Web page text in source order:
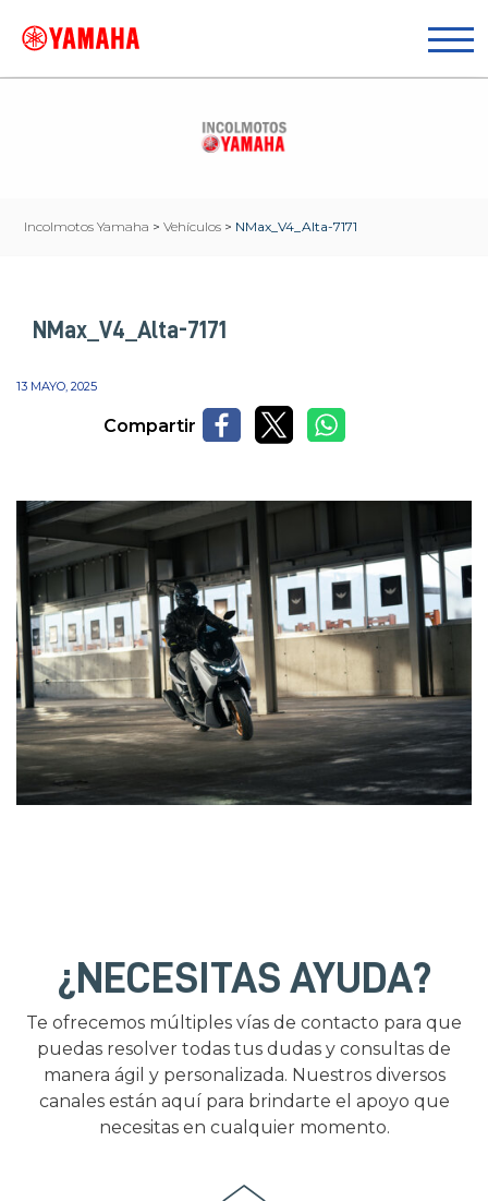
Incolmotos Yamaha > Vehículos > NMax_V4_Alta-7171
NMax_V4_Alta-7171
13 MAYO, 2025
Compartir
¿NECESITAS AYUDA?
Te ofrecemos múltiples vías de contacto para que
puedas resolver todas tus dudas y consultas de
manera ágil y personalizada. Nuestros diversos
canales están aquí para brindarte el apoyo que
necesitas en cualquier momento.